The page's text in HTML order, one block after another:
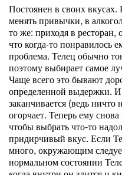
Постоянен в своих
менять привычки, в
то же: приходя в ресторан,
что когда-то понравилось
проблема. Телец обычно
поэтому выбирает самое
Чаще всего это бывают
определенной выдержки. И
заканчивается (ведь ничто
огорчает. Теперь ему
чтобы выбрать что-то
придирчивый вкус. Если
много, окружающим
нормальном состоянии